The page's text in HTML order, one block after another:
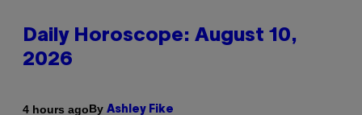
Daily Horoscope: August 10,
2026
4 hours agoBy Ashley Fike